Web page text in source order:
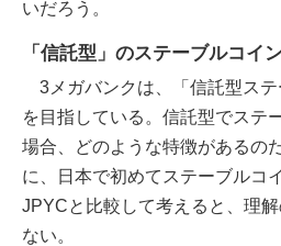
いだろう。
「信託型」のステーブルコイ
3メガバンクは、「信託型ス
を目指している。信託型でステ
場合、どのような特徴があるの
に、日本で初めてステーブルコ
JPYCと比較して考えると、理
ない。